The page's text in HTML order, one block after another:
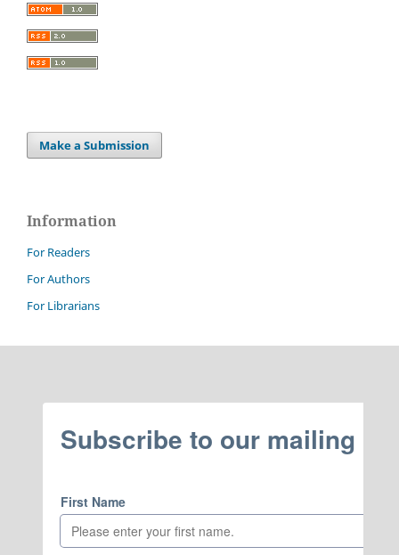
Make a Submission
Information
For Readers
For Authors
For Librarians